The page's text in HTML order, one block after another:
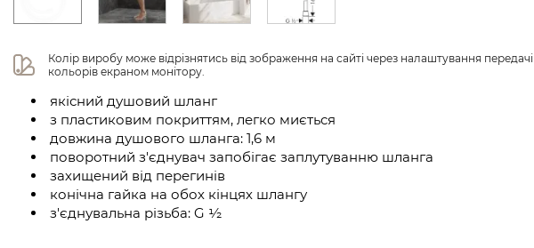
Колір виробу може відрізнятись від зображення на сайті через налаштування передачі
кольорів екраном монітору.
якісний душовий шланг
з пластиковим покриттям, легко миється
довжина душового шланга: 1,6 м
поворотний з'єднувач запобігає заплутуванню шланга
захищений від перегинів
конічна гайка на обох кінцях шлангу
з'єднувальна різьба: G ½